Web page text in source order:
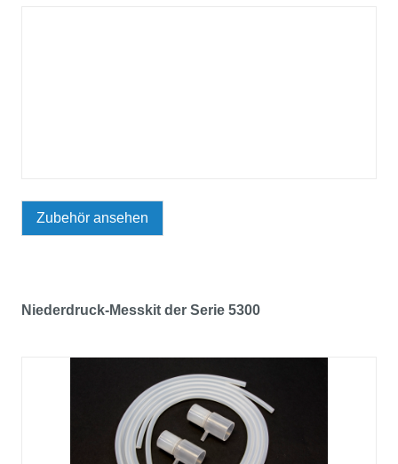
Zubehör ansehen
Niederdruck-Messkit der Serie 5300